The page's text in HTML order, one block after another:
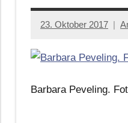
23. Oktober 2017
Barbara Peveling.